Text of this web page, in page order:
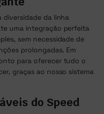
diversidade da linha
uma integração perfeita
sem necessidade de
prolongadas. Em
para oferecer tudo o
graças ao nosso sistema
do Speed